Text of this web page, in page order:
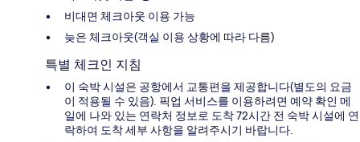
비대면 체크아웃 이용 가능
늦은 체크아웃(객실 이용 상황에 따라 다름)
특별 체크인 지침
이 숙박 시설은 공항에서 교통편을 제공합니다(별도의 요금
이 적용될 수 있음). 픽업 서비스를 이용하려면 예약 확인 메
일에 나와 있는 연락처 정보로 도착 72시간 전 숙박 시설에 연
락하여 도착 세부 사항을 알려주시기 바랍니다.